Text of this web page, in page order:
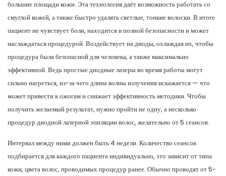
большие площади кожи. Эта технология даёт возможность работать со
смуглой кожей, а также быстро удалять светлые, тонкие волоски. В итоге
пациент не чувствует боли, находится в полной безопасности и может
наслаждаться процедурой. Воздействует на диоды, охлаждая их, чтобы
процедура была безопасной для человека, а также максимально
эффективной. Ведь простые диодные лазеры во время работы могут
сильно нагреться, из-за чего длина волны излучения искажается — что
может привести к ожогам и снижает эффективность методики. Чтобы
получить желаемый результат, нужно пройти не одну, а несколько
процедур диодной лазерной эпиляции волос, желательно от 5 сеансов.
Интервал между ними должен быть 4 недели. Количество сеансов
подбирается для каждого пациента индивидуально, это зависит от типа
кожи, цвета волос, проводимых процедур ранее. Обычно проводят от 5-